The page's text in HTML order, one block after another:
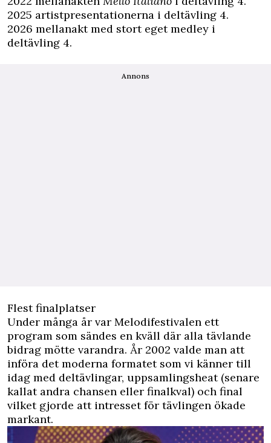
2025 artistpresentationerna i deltävling 4.
2026 mellanakt med stort eget medley i
deltävling 4.
Annons
Flest finalplatser
Under många år var Melodifestivalen ett
program som sändes en kväll där alla tävlande
bidrag mötte varandra. År 2002 valde man att
införa det moderna formatet som vi känner till
idag med deltävlingar, uppsamlingsheat (senare
kallat andra chansen eller finalkval) och final
vilket gjorde att intresset för tävlingen ökade
markant.